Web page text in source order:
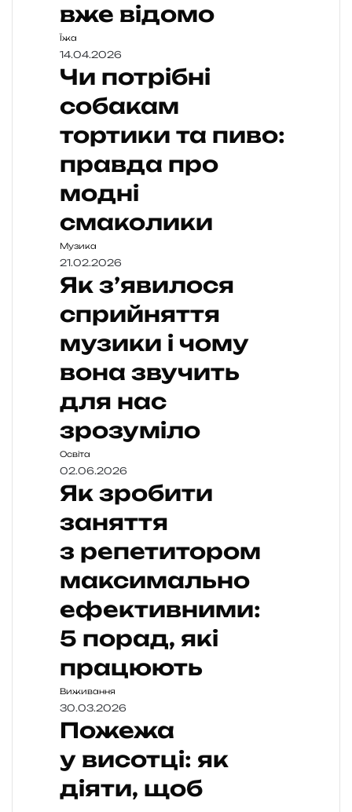
вже відомо
Їжа
14.04.2026
Чи потрібні
собакам
тортики та пиво:
правда про
модні
смаколики
Музика
21.02.2026
Як з’явилося
сприйняття
музики і чому
вона звучить
для нас
зрозуміло
Освіта
02.06.2026
Як зробити
заняття
з репетитором
максимально
ефективними:
5 порад, які
працюють
Виживання
30.03.2026
Пожежа
у висотці: як
діяти, щоб